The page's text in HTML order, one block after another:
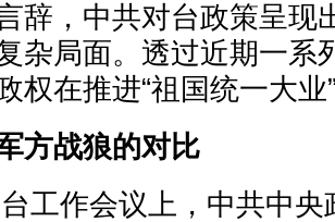
辞，中共对台政策呈现
杂局面。透过近期一系
权在推进“祖国统一大
方战狼的对比
工作会议上，中共中